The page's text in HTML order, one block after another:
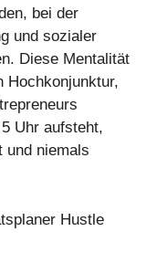
bei der
und sozialer
Diese Mentalität
Hochkonjunktur,
Uhr aufsteht,
und niemals
Hustle